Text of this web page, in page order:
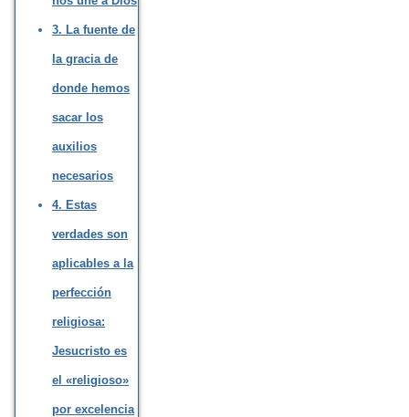
3. La fuente de
la gracia de
donde hemos
sacar los
auxilios
necesarios
4. Estas
verdades son
aplicables a la
perfección
religiosa:
Jesucristo es
el «religioso»
por excelencia